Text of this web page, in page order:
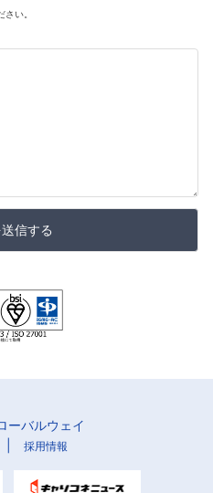
い。
信する
ーバルウェイ
採用情報